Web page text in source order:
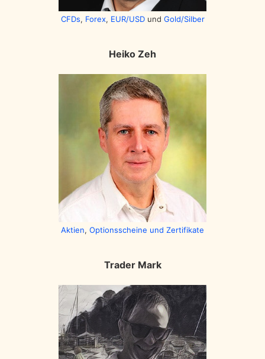
CFDs, Forex, EUR/USDund Gold/Silber
Heiko Zeh
Aktien, Optionsscheine und Zertifikate
Trader Mark